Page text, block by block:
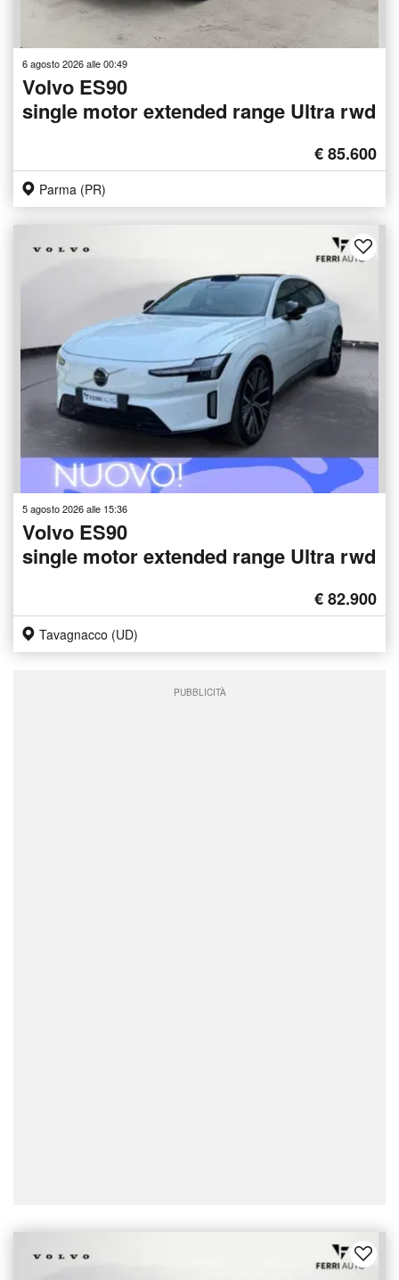
6 agosto 2026 alle 00:49
Volvo ES90
single motor extended range Ultra rwd
€ 85.600
Parma (PR)
5 agosto 2026 alle 15:36
Volvo ES90
single motor extended range Ultra rwd
€ 82.900
Tavagnacco (UD)
PUBBLICITÀ